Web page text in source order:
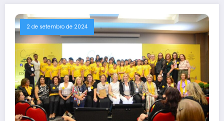
2 de setembro de 2024